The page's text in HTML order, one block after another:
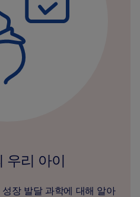
우리 아이
장 발달 과학에 대해 알아